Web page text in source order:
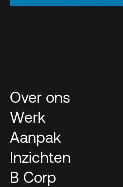
Over ons
Werk
Aanpak
Inzichten
B Corp